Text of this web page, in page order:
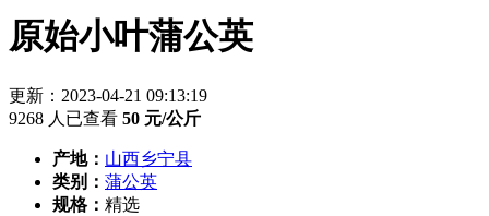
原始小叶蒲公英
更新：2023-04-21 09:13:19
9268 人已查看 50 元/公斤
产地： 山西乡宁县
类别： 蒲公英
规格： 精选